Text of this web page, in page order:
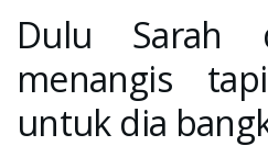
Dulu Sarah
menangis
untuk dia